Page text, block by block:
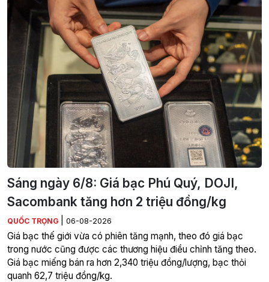
Sáng ngày 6/8: Giá bạc Phú Quý, DOJI,
Sacombank tăng hơn 2 triệu đồng/kg
QUỐC TRỌNG 06-08-2026
Giá bạc thế giới vừa có phiên tăng mạnh, theo đó giá bạc
trong nước cũng được các thương hiệu điều chỉnh tăng theo.
Giá bạc miếng bán ra hơn 2,340 triệu đồng/lượng, bạc thỏi
quanh 62,7 triệu đồng/kg.